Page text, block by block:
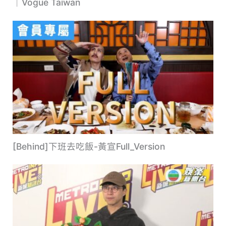
｜Vogue Taiwan
[Behind]下班去吃飯-黃宣Full_Version